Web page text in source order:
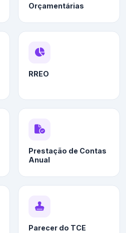
Orçamentárias
RREO
Prestação de Contas
Anual
Parecer do TCE